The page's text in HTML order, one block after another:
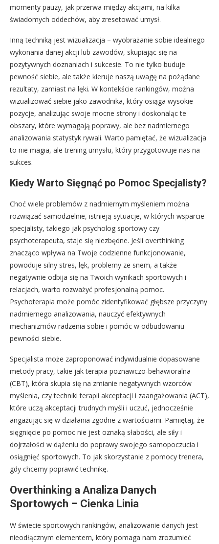
momenty pauzy, jak przerwa między akcjami, na kilka
świadomych oddechów, aby zresetować umysł.
Inną techniką jest wizualizacja – wyobrażanie sobie idealnego
wykonania danej akcji lub zawodów, skupiając się na
pozytywnych doznaniach i sukcesie. To nie tylko buduje
pewność siebie, ale także kieruje naszą uwagę na pożądane
rezultaty, zamiast na lęki. W kontekście rankingów, można
wizualizować siebie jako zawodnika, który osiąga wysokie
pozycje, analizując swoje mocne strony i doskonaląc te
obszary, które wymagają poprawy, ale bez nadmiernego
analizowania statystyk rywali. Warto pamiętać, że wizualizacja
to nie magia, ale trening umysłu, który przygotowuje nas na
sukces.
Kiedy Warto Sięgnąć po Pomoc Specjalisty?
Choć wiele problemów z nadmiernym myśleniem można
rozwiązać samodzielnie, istnieją sytuacje, w których wsparcie
specjalisty, takiego jak psycholog sportowy czy
psychoterapeuta, staje się niezbędne. Jeśli overthinking
znacząco wpływa na Twoje codzienne funkcjonowanie,
powoduje silny stres, lęk, problemy ze snem, a także
negatywnie odbija się na Twoich wynikach sportowych i
relacjach, warto rozważyć profesjonalną pomoc.
Psychoterapia może pomóc zidentyfikować głębsze przyczyny
nadmiernego analizowania, nauczyć efektywnych
mechanizmów radzenia sobie i pomóc w odbudowaniu
pewności siebie.
Specjalista może zaproponować indywidualnie dopasowane
metody pracy, takie jak terapia poznawczo-behawioralna
(CBT), która skupia się na zmianie negatywnych wzorców
myślenia, czy techniki terapii akceptacji i zaangażowania (ACT),
które uczą akceptacji trudnych myśli i uczuć, jednocześnie
angażując się w działania zgodne z wartościami. Pamiętaj, że
sięgnięcie po pomoc nie jest oznaką słabości, ale siły i
dojrzałości w dążeniu do poprawy swojego samopoczucia i
osiągnięć sportowych. To jak skorzystanie z pomocy trenera,
gdy chcemy poprawić technikę.
Overthinking a Analiza Danych
Sportowych – Cienka Linia
W świecie sportowych rankingów, analizowanie danych jest
nieodłącznym elementem, który pomaga nam zrozumieć